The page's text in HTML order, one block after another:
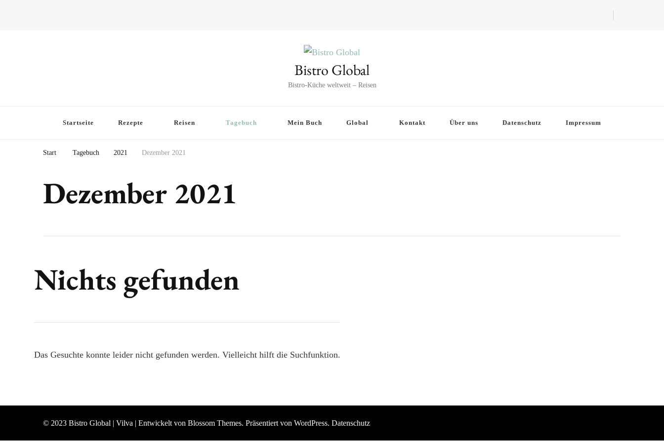
Bistro Global
Bistro-Küche weltweit – Reisen
Startseite Rezepte Reisen Tagebuch Mein Buch Global Kontakt Über uns Datenschutz Impressum
Start Tagebuch 2021 Dezember 2021
Dezember 2021
Nichts gefunden
Das Gesuchte konnte leider nicht gefunden werden. Vielleicht hilft die Suchfunktion.
© 2023 Bistro Global | Vilva | Entwickelt von Blossom Themes. Präsentiert von WordPress. Datenschutz